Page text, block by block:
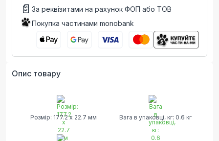
📄 За реквізитами на рахунок ФОП або ТОВ
Покупка частинами monobank
Опис товару
Розмір: 177.2 х 22.7 мм Вага в упаковці, кг: 0.6 кг